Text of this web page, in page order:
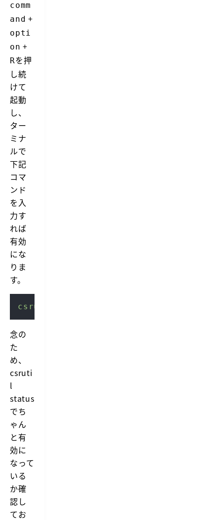
comm
and +
opti
on +
Rを押
し続
けて
起動
し、
ター
ミナ
ルで
下記
コマ
ンド
を入
力す
れば
有効
にな
りま
す。
csrutil
念の
た
め、
csruti
l
status
でち
ゃん
と有
効に
なって
いる
か確
認し
てお